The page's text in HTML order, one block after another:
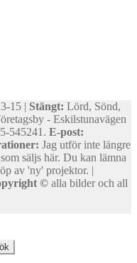
15 | Stängt: Lörd, Sönd,
- Eskilstunavägen
545241. E-post:
Jag utför inte längre
säljs här. Du kan lämna
av 'ny' projektor. |
© alla bilder och all